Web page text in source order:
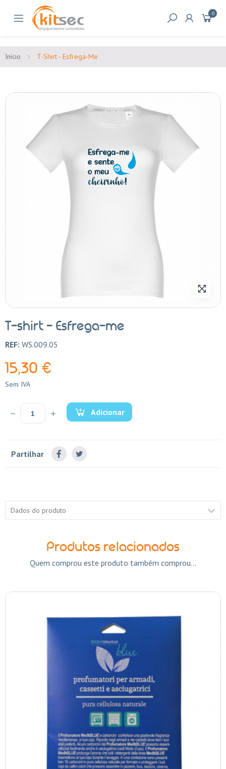
0
Início T-Shirt - Esfrega-Me
T-shirt - Esfrega-me
REF: WS.009.05
15,30 €
Sem IVA
Adicionar
Partilhar
Dados do produto
Produtos relacionados
Quem comprou este produto também comprou...